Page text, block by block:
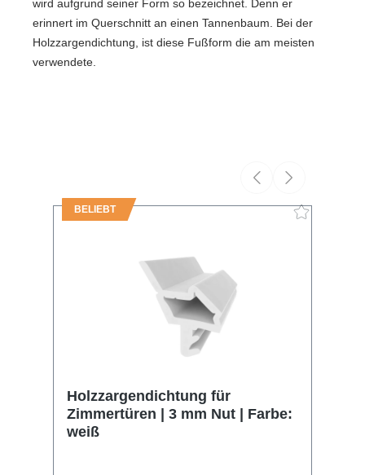
wird aufgrund seiner Form so bezeichnet. Denn er
erinnert im Querschnitt an einen Tannenbaum. Bei der
Holzzargendichtung, ist diese Fußform die am meisten
verwendete.
BELIEBT
Holzzargendichtung für
Zimmertüren | 3 mm Nut | Farbe:
weiß